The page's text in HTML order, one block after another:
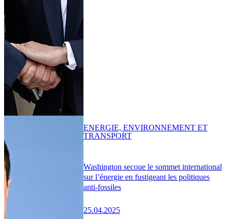
Washington secoue le sommet international
sur l’énergie en fustigeant les politiques
anti-fossiles
25.04.2025
ENERGIE, ENVIRONNEMENT ET
TRANSPORT